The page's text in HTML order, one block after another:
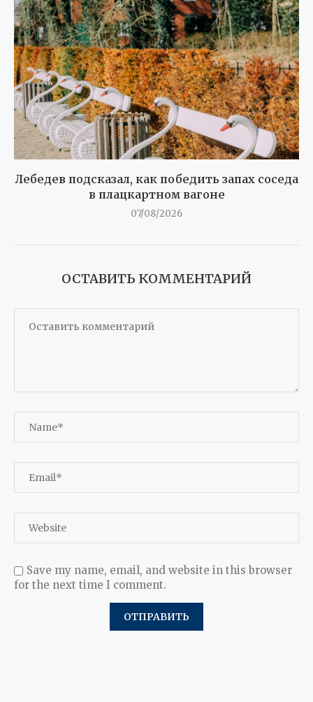
Лебедев подсказал, как победить запах соседа
в плацкартном вагоне
07/08/2026
ОСТАВИТЬ КОММЕНТАРИЙ
Save my name, email, and website in this browser
for the next time I comment.